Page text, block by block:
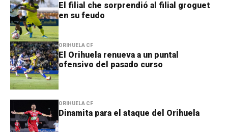
El filial che sorprendió al filial groguet
en su feudo
ORIHUELA CF
El Orihuela renueva a un puntal
ofensivo del pasado curso
ORIHUELA CF
Dinamita para el ataque del Orihuela